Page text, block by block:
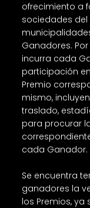
ofrecimiento a
sociedades
Ganadores.
incurra cada
participación
Premio
mismo,
traslado,
para procurar
cada Ganador.
Se encuentra
ganadores la
los Premios,